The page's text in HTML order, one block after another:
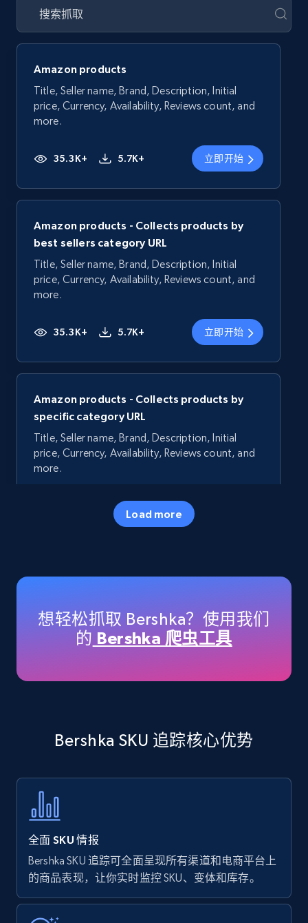
Amazon products
Title, Seller name, Brand, Description, Initial
price, Currency, Availability, Reviews count, and
more.
35.3K+ 5.7K+ 立即开始
Amazon products - Collects products by
best sellers category URL
Title, Seller name, Brand, Description, Initial
price, Currency, Availability, Reviews count, and
more.
35.3K+ 5.7K+ 立即开始
Amazon products - Collects products by
specific category URL
Title, Seller name, Brand, Description, Initial
price, Currency, Availability, Reviews count, and
more.
5.7K+
Title, Seller name, Brand, Description, Initial
price, Currency, Availability, Reviews count, and
35.3K+ 5.7K+ 立即开始
Amazon products - find products by using
price, Currency, Availability, Reviews count, and
more.
5.7K+ 立即开始
Amazon Reviews
Load more
想轻松抓取 Bershka？使用我们
的 Bershka 爬虫工具
Bershka SKU 追踪核心优势
全面 SKU 情报
Bershka SKU 追踪可全面呈现所有渠道和电商平台上
的商品表现，让你实时监控 SKU、变体和库存。